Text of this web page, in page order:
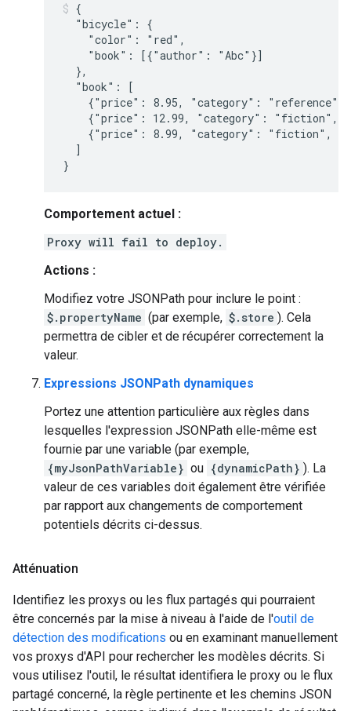
{
  "bicycle": {
    "color": "red",
    "book": [{"author": "Abc"}]
  },
  "book": [
{"price": 8.95, "category":
{"price": 12.99, "category": "fiction",
{"price": 8.99, "category": "fiction",
  ]
Comportement actuel :
Proxy will fail to deploy.
Actions :
Modifiez votre JSONPath pour inclure le point :
$.propertyName (par exemple, $.store ). Cela
permettra de cibler et de récupérer correctement la
valeur.
Expressions JSONPath dynamiques
Portez une attention particulière aux règles dans
lesquelles l'expression JSONPath elle-même est
fournie par une variable (par exemple,
{myJsonPathVariable} ou {dynamicPath} ). La
valeur de ces variables doit également être vérifiée
par rapport aux changements de comportement
potentiels décrits ci-dessus.
Atténuation
Identifiez les proxys ou les flux partagés qui pourraient
être concernés par la mise à niveau à l'aide de l'outil de
détection des modifications ou en examinant manuellement
vos proxys d'API pour rechercher les modèles décrits. Si
vous utilisez l'outil, le résultat identifiera le proxy ou le flux
partagé concerné, la règle pertinente et les chemins JSON